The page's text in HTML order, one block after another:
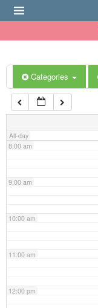
Categories
All-day
6:00 am
7:00 am
8:00 am
9:00 am
10:00 am
11:00 am
12:00 pm